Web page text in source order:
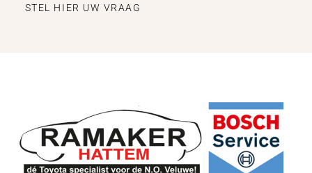
STEL HIER UW VRAAG